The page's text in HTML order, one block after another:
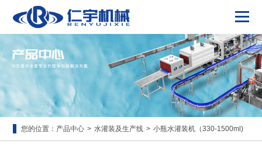
您的位置： 产品中心 > 水灌装及生产线 > 小瓶水灌装机（330-1500ml)